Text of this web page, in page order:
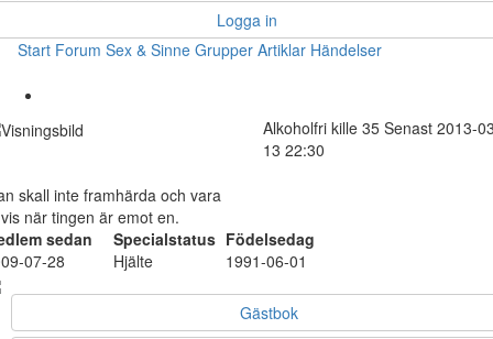
Logga in
Start Forum Sex & Sinne Grupper Artiklar Händelser
Alkoholfri kille 35 Senast 2013-
13 22:30
skall inte framhärda och vara
när tingen är emot en.
sedan
Specialstatus Födelsedag
07-28
Hjälte 1991-06-01
Gästbok